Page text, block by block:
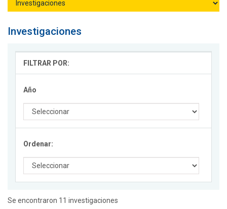
Investigaciones
FILTRAR POR:
Año
Ordenar:
Se encontraron 11 investigaciones